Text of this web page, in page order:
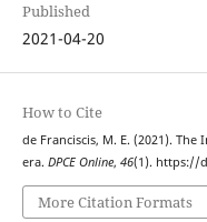
Published
2021-04-20
How to Cite
de Franciscis, M. E. (2021).
era. DPCE Online, 46(1). https://
More Citation Formats